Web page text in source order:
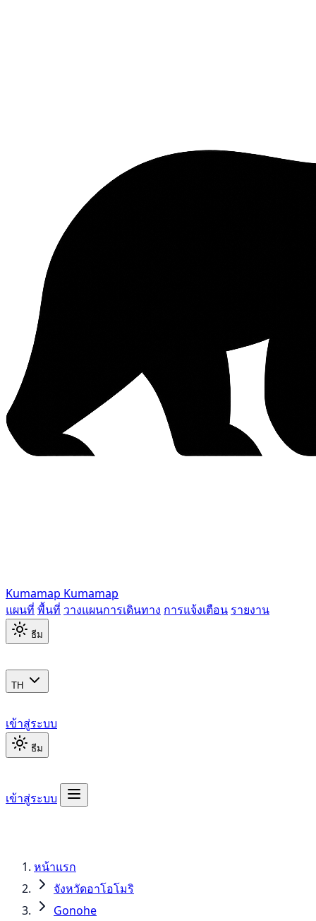
Kumamap Kumamap
แผนที่ พื้นที่ วางแผนการเดินทาง การแจ้งเตือน รายงาน
ธีม
TH
เข้าสู่ระบบ
ธีม
เข้าสู่ระบบ
หน้าแรก
จังหวัดอาโอโมริ
Gonohe